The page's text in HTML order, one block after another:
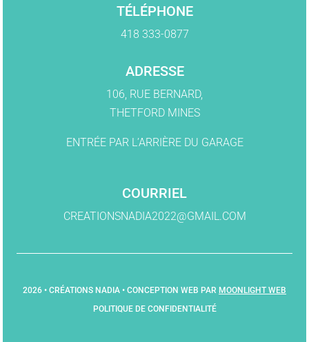
TÉLÉPHONE
418 333-0877
ADRESSE
106, RUE BERNARD,
THETFORD MINES
ENTRÉE PAR L’ARRIÈRE DU GARAGE
COURRIEL
CREATIONSNADIA2022@GMAIL.COM
2026 • CRÉATIONS NADIA • CONCEPTION WEB PAR MOONLIGHT WEB
POLITIQUE DE CONFIDENTIALITÉ